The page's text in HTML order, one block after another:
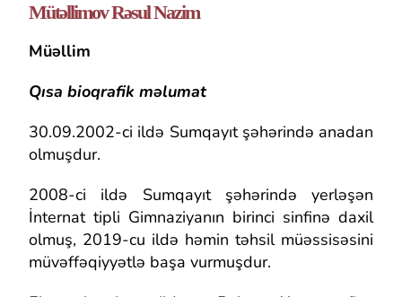
Mütəllimov Rəsul Nazim
Müəllim
Qısa bioqrafik məlumat
30.09.2002-ci ildə Sumqayıt şəhərində anadan
olmuşdur.
2008-ci ildə Sumqayıt şəhərində yerləşən
İnternat tipli Gimnaziyanın birinci sinfinə daxil
olmuş, 2019-cu ildə həmin təhsil müəssisəsini
müvəffəqiyyətlə başa vurmuşdur.